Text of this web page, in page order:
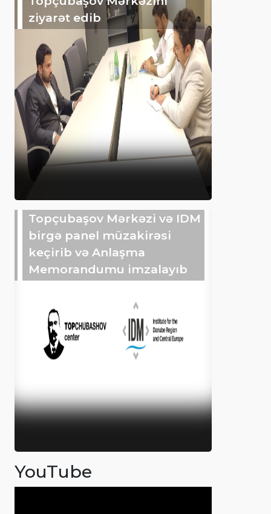
ziyarət edib
Topçubaşov Mərkəzi və IDM
birgə panel müzakirəsi
keçirib və Anlaşma
Memorandumu imzalayıb
YouTube